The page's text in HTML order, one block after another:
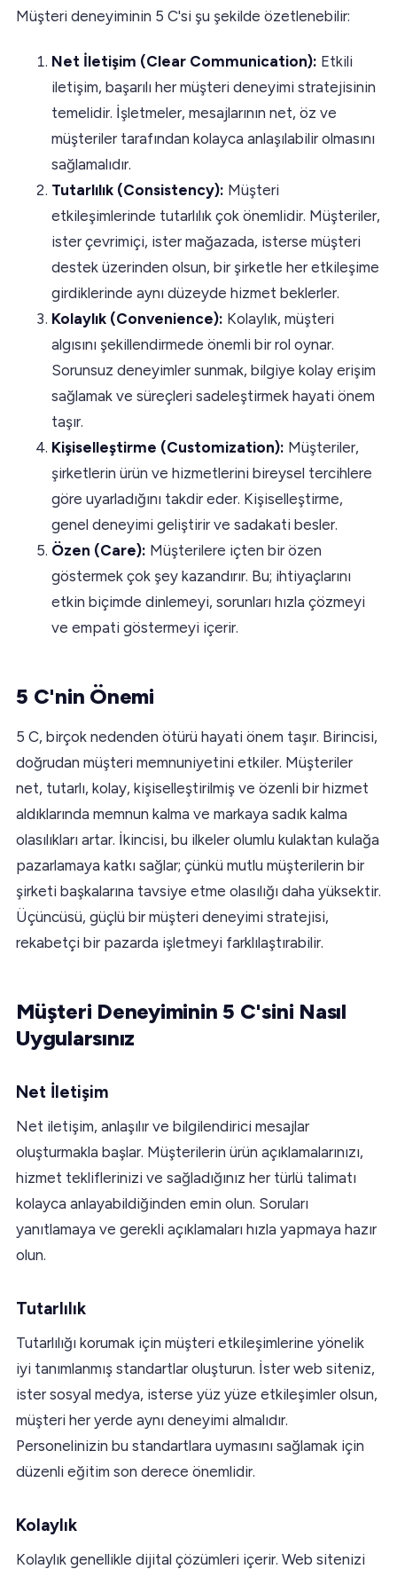
Müşteri deneyiminin 5 C'si şu şekilde özetlenebilir:
Net İletişim (Clear Communication): Etkili
iletişim, başarılı her müşteri deneyimi stratejisinin
temelidir. İşletmeler, mesajlarının net, öz ve
müşteriler tarafından kolayca anlaşılabilir olmasını
sağlamalıdır.
Tutarlılık (Consistency): Müşteri
etkileşimlerinde tutarlılık çok önemlidir. Müşteriler,
ister çevrimiçi, ister mağazada, isterse müşteri
destek üzerinden olsun, bir şirketle her etkileşime
girdiklerinde aynı düzeyde hizmet beklerler.
Kolaylık (Convenience): Kolaylık, müşteri
algısını şekillendirmede önemli bir rol oynar.
Sorunsuz deneyimler sunmak, bilgiye kolay erişim
sağlamak ve süreçleri sadeleştirmek hayati önem
taşır.
Kişiselleştirme (Customization): Müşteriler,
şirketlerin ürün ve hizmetlerini bireysel tercihlere
göre uyarladığını takdir eder. Kişiselleştirme,
genel deneyimi geliştirir ve sadakati besler.
Özen (Care): Müşterilere içten bir özen
göstermek çok şey kazandırır. Bu; ihtiyaçlarını
etkin biçimde dinlemeyi, sorunları hızla çözmeyi
ve empati göstermeyi içerir.
5 C'nin Önemi
5 C, birçok nedenden ötürü hayati önem taşır. Birincisi,
doğrudan müşteri memnuniyetini etkiler. Müşteriler
net, tutarlı, kolay, kişiselleştirilmiş ve özenli bir hizmet
aldıklarında memnun kalma ve markaya sadık kalma
olasılıkları artar. İkincisi, bu ilkeler olumlu kulaktan kulağa
pazarlamaya katkı sağlar; çünkü mutlu müşterilerin bir
şirketi başkalarına tavsiye etme olasılığı daha yüksektir.
Üçüncüsü, güçlü bir müşteri deneyimi stratejisi,
rekabetçi bir pazarda işletmeyi farklılaştırabilir.
Müşteri Deneyiminin 5 C'sini Nasıl
Uygularsınız
Net İletişim
Net iletişim, anlaşılır ve bilgilendirici mesajlar
oluşturmakla başlar. Müşterilerin ürün açıklamalarınızı,
hizmet tekliflerinizi ve sağladığınız her türlü talimatı
kolayca anlayabildiğinden emin olun. Soruları
yanıtlamaya ve gerekli açıklamaları hızla yapmaya hazır
olun.
Tutarlılık
Tutarlılığı korumak için müşteri etkileşimlerine yönelik
iyi tanımlanmış standartlar oluşturun. İster web siteniz,
ister sosyal medya, isterse yüz yüze etkileşimler olsun,
müşteri her yerde aynı deneyimi almalıdır.
Personelinizin bu standartlara uymasını sağlamak için
düzenli eğitim son derece önemlidir.
Kolaylık
Kolaylık genellikle dijital çözümleri içerir. Web sitenizi